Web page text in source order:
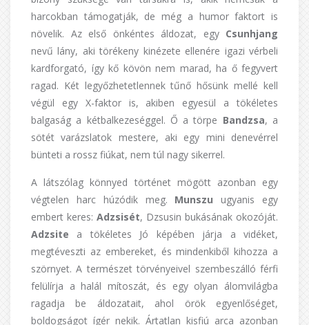
harcokban támogatják, de még a humor faktort is
növelik. Az első önkéntes áldozat, egy Csunhjang
nevű lány, aki törékeny kinézete ellenére igazi vérbeli
kardforgató, így kő kövön nem marad, ha ő fegyvert
ragad. Két legyőzhetetlennek tűnő hősünk mellé kell
végül egy X-faktor is, akiben egyesül a tökéletes
balgaság a kétbalkezeséggel. Ő a törpe Bandzsa, a
sötét varázslatok mestere, aki egy mini denevérrel
bünteti a rossz fiúkat, nem túl nagy sikerrel.
A látszólag könnyed történet mögött azonban egy
végtelen harc húzódik meg. Munszu ugyanis egy
embert keres: Adzsisét, Dzsusin bukásának okozóját.
Adzsite a tökéletes Jó képében járja a vidéket,
megtéveszti az embereket, és mindenkiből kihozza a
szörnyet. A természet törvényeivel szembeszálló férfi
felülírja a halál mítoszát, és egy olyan álomvilágba
ragadja be áldozatait, ahol örök egyenlőséget,
boldogságot ígér nekik. Ártatlan kisfiú arca azonban